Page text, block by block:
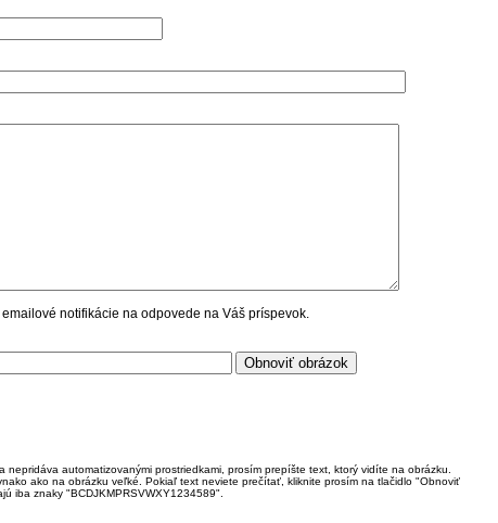
notifikácie na odpovede na Váš príspevok.
nepridáva automatizovanými prostriedkami, prosím prepíšte text, ktorý vidíte na obrázku.
ako na obrázku veľké. Pokiaľ text neviete prečítať, kliknite prosím na tlačidlo "Obnoviť
iba znaky "BCDJKMPRSVWXY1234589".